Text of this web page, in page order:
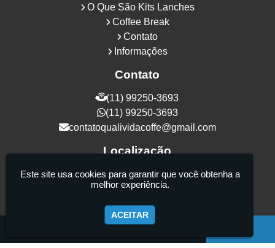
O Que São Kits Lanches
Coffee Break
Contato
Informações
Contato
(11) 99250-3693
(11) 99250-3693
contatoqualividacoffe@gmail.com
Localização
Rua Samurais, 27 - Vila Maria Alta - São
Paulo / SP - CEP: 02130-080
Este site usa cookies para garantir que você obtenha a
melhor experiência.
ACEITAR